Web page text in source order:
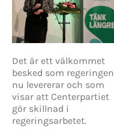
Det är ett välkommet
besked som regeringen
nu levererar och som
visar att Centerpartiet
gör skillnad i
regeringsarbetet.